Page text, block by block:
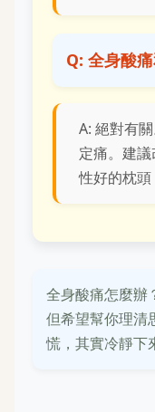
Q: 全身酸
A: 絕對有
定痛。建
性好的枕頭
全身酸痛怎麼辦
但希望幫你理清
慌，其實冷靜下